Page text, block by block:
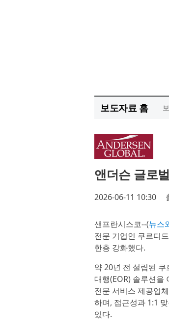
보도자료 홈
앤더슨 글로
2026-06-11 10:30
샌프란시스코--(뉴스
전문 기업인 쿠르디
한층 강화했다.
약 20년 전 설립된
대행(EOR) 솔루션을
전문 서비스 제공업
하며, 접근성과 1:1
있다.